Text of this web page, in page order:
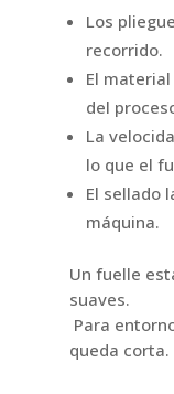
Los
recorrido.
El
del
La
lo que el
El sellado
máquina.
Un fuelle
suaves.
Para
queda corta.